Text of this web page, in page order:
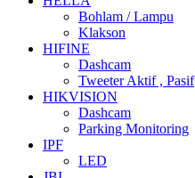
Bohlam / Lampu
Klakson
HIFINE
Dashcam
Tweeter Aktif , Pasif
HIKVISION
Dashcam
Parking Monitoring
IPF
LED